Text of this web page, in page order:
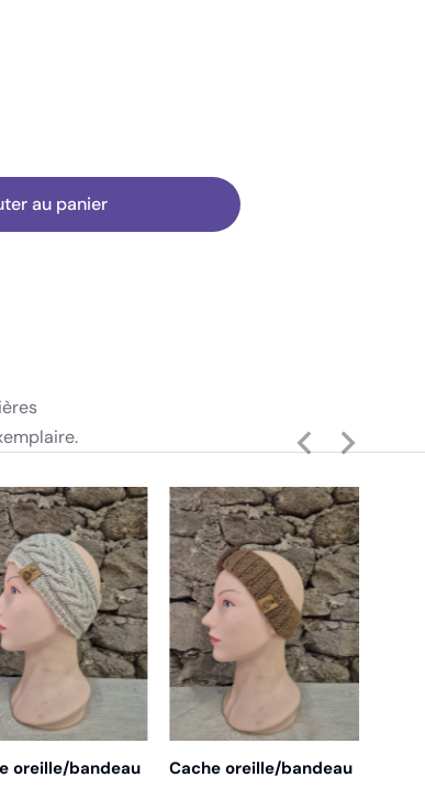
au panier
oreille/bandeau Cache oreille/bandeau